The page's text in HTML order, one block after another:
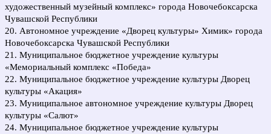
художественный музейный комплекс» города Новочебоксарска
Чувашской Республики
20. Автономное учреждение «Дворец культуры» Химик» города
Новочебоксарска Чувашской Республики
21. Муниципальное бюджетное учреждение культуры
«Мемориальный комплекс «Победа»
22. Муниципальное бюджетное учреждение культуры Дворец
культуры «Акация»
23. Муниципальное автономное учреждение культуры Дворец
культуры «Салют»
24. Муниципальное бюджетное учреждение культуры